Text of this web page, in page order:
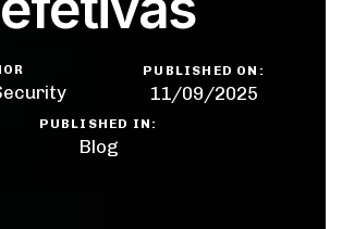
PUBLISHED ON:
11/09/2025
PUBLISHED IN:
Blog